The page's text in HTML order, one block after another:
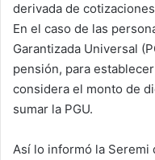
derivada de
En el caso de las
Garantizada Universal
pensión, para
considera el monto de
sumar la PGU.
Así lo informó la Seremi